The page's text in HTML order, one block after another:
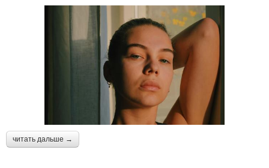
читать дальше →